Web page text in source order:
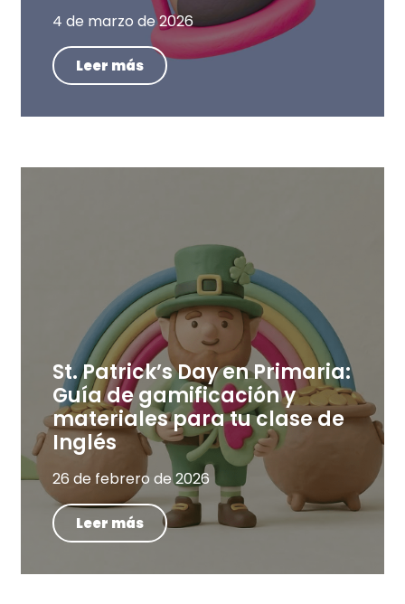
4 de marzo de 2026
Leer más
St. Patrick’s Day en Primaria:
Guía de gamificación y
materiales para tu clase de
Inglés
26 de febrero de 2026
Leer más